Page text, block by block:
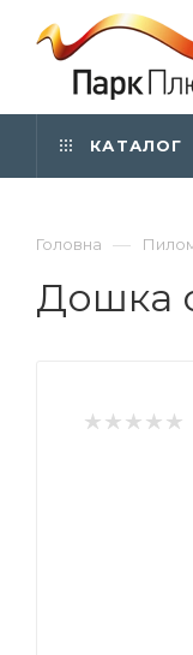
КАТАЛОГ
Головна —
Дошка